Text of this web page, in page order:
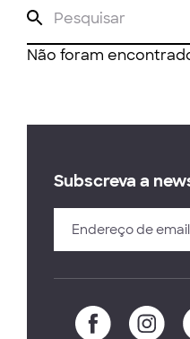
Não foram
Subscreva a